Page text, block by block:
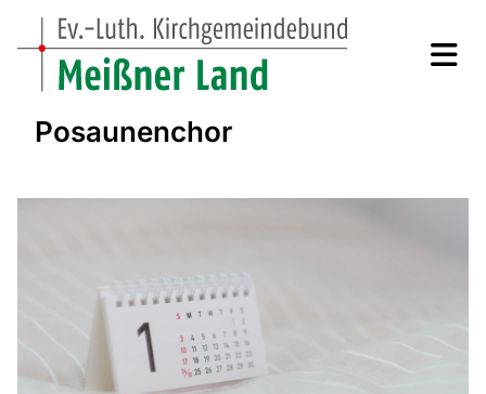
Posaunenchor